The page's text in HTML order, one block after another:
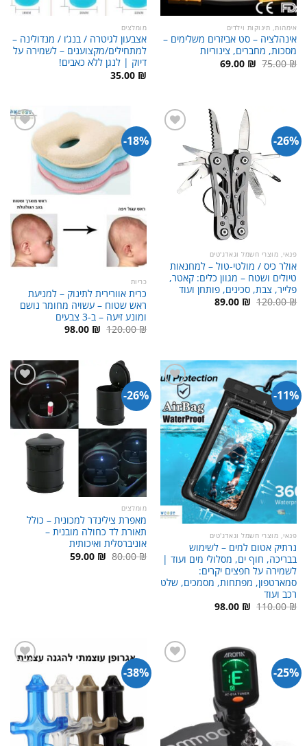
אימהות, תינוקות וילדים
אינהלציה – סט אביזרים משלימים –
מסכות, מחברים, צינוריות
75.00₪ המחיר
המקורי
69.00 ₪ המחיר
מומלצים
אצבעון לגיטרה / בנג’ו / מנדולינה –
למתחילים/מקצוענים – לשמירה על
דיוק | לנגן ללא כאבים!
35.00 ₪
26%-
פנאי, מוצרי חשמל וגאדג'טים
אולר כיס / מולטי-טול – למחנאות
טיולים ושטח – מגוון כלים: קאטר,
פלייר, צבת, סכינים, פותחן ועוד
120.00₪ המחיר89.00 ₪ המחיר
18%-
כריות
כרית אוורירית לתינוק – למניעת
ראש שטוח – עשויה מחומר נושם
ומונע זיעה – ב-3 צבעים
120.00₪ המחיר
המקורי
98.00 ₪ המחיר
הנוכחי
11%-
פנאי, מוצרי חשמל וגאדג'טים
נרתיק אטום למים – לשימוש
בבריכה, חוף ים, מסלולי מים ועוד |
לשמירה על חפצים יקרים:
סמארטפון, מפתחות, מסמכים, שלט
רכב ועוד
110.00₪ המחיר
המקורי
98.00 ₪ המחיר
הנוכחי
26%-
מומלצים
מאפרת צילינדר למכונית – כולל
תאורת לד כחולה מובנית –
אוניברסלית ואיכותית
80.00₪ המחיר
המקורי
59.00 ₪ המחיר
הנוכחי
25%-
38%-